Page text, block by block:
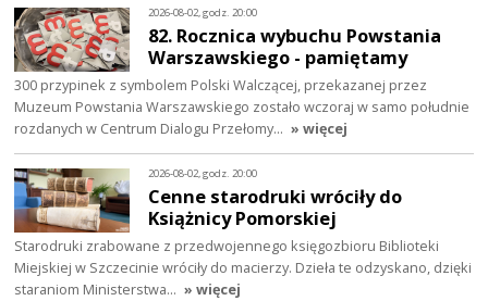
2026-08-02, godz. 20:00
82. Rocznica wybuchu Powstania
Warszawskiego - pamiętamy
300 przypinek z symbolem Polski Walczącej, przekazanej przez
Muzeum Powstania Warszawskiego zostało wczoraj w samo południe
rozdanych w Centrum Dialogu Przełomy… » więcej
2026-08-02, godz. 20:00
Cenne starodruki wróciły do
Książnicy Pomorskiej
Starodruki zrabowane z przedwojennego księgozbioru Biblioteki
Miejskiej w Szczecinie wróciły do macierzy. Dzieła te odzyskano, dzięki
staraniom Ministerstwa… » więcej